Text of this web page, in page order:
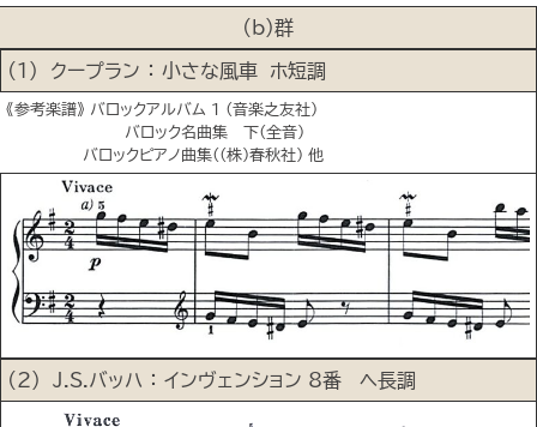
(b)群
(1) クープラン ： 小さな風車 ホ短調
《参考楽譜》 バロックアルバム 1 (音楽之友社)
バロック名曲集 下(全音)
バロックピアノ曲集((株)春秋社) 他
(2) J.S.バッハ ： インヴェンション 8番 ヘ長調